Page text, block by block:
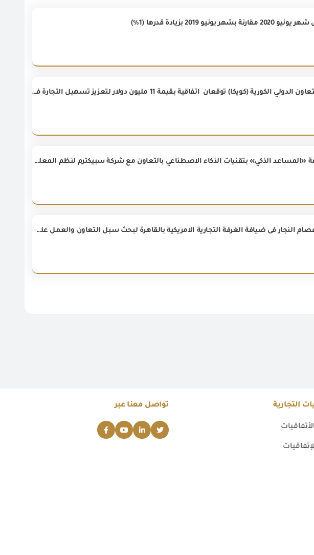
الهيئة العامة للرقابة على الصادرات و الواردات و وكالة التعاون الدولي الكورية (كويكا) توقعان اتفاقية بقيمة 11 مليون دولار لتعزيز تسهيل التجارة في مصر، تحت عنوان "إنشاء منصة رقمية للفحص المبني على المخاطر والتتبع لتسهيل التجارة في مصر"
الهيئة العامة للرقابة على الصادرات والواردات تطلق خدمة «المساعد الذكي» بتقنيات الذكاء الاصطناعي بالتعاون مع شركة سبيكترم لنظم المعلومات
رئيس الهيئة العامة للرقابة على الصادرات والواردات م. عصام النجار فى ضيافة الغرفة التجارية الامريكية بالقاهرة لبحث سبل التعاون والعمل على تسهيل حركة التجارة الدولية
التجارية تواصل معنا عبر